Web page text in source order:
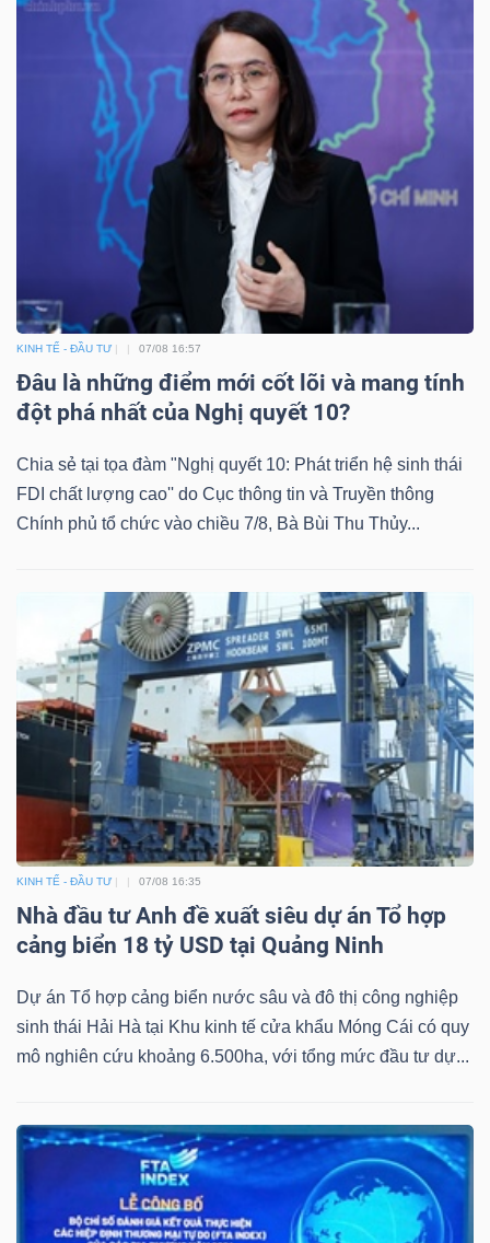
KINH TẾ - ĐẦU TƯ 07/08 16:57
Đâu là những điểm mới cốt lõi và mang tính
đột phá nhất của Nghị quyết 10?
Chia sẻ tại tọa đàm "Nghị quyết 10: Phát triển hệ sinh thái
FDI chất lượng cao'' do Cục thông tin và Truyền thông
Chính phủ tổ chức vào chiều 7/8, Bà Bùi Thu Thủy...
KINH TẾ - ĐẦU TƯ 07/08 16:35
Nhà đầu tư Anh đề xuất siêu dự án Tổ hợp
cảng biển 18 tỷ USD tại Quảng Ninh
Dự án Tổ hợp cảng biển nước sâu và đô thị công nghiệp
sinh thái Hải Hà tại Khu kinh tế cửa khẩu Móng Cái có quy
mô nghiên cứu khoảng 6.500ha, với tổng mức đầu tư dự...